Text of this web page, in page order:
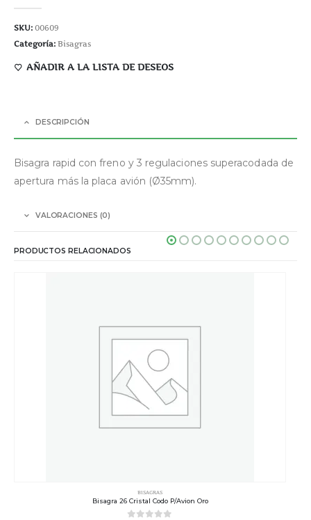
SKU: 00609
Categoría: Bisagras
AÑADIR A LA LISTA DE DESEOS
DESCRIPCIÓN
Bisagra rapid con freno y 3 regulaciones superacodada de
apertura más la placa avión (Ø35mm).
VALORACIONES (0)
PRODUCTOS RELACIONADOS
BISAGRAS
Bisagra 26 Cristal Codo P/Avion Oro